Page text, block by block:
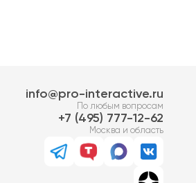
info@pro-interactive.ru
По любым вопросам
7 (495) 777-12-62
Москва и область